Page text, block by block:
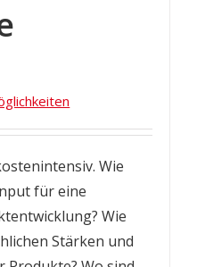
Wie
für eine
Wie
Stärken und